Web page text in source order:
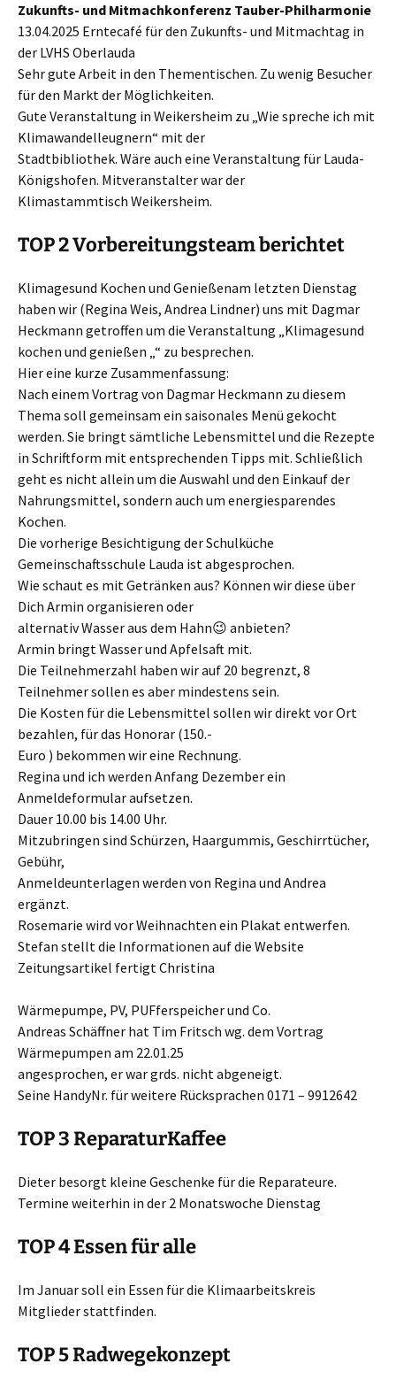
Zukunfts- und Mitmachkonferenz Tauber-Philharmonie
13.04.2025 Erntecafé für den Zukunfts- und Mitmachtag in
der LVHS Oberlauda
Sehr gute Arbeit in den Thementischen. Zu wenig Besucher
für den Markt der Möglichkeiten.
Gute Veranstaltung in Weikersheim zu „Wie spreche ich mit
Klimawandelleugnern“ mit der
Stadtbibliothek. Wäre auch eine Veranstaltung für Lauda-
Königshofen. Mitveranstalter war der
Klimastammtisch Weikersheim.
TOP 2 Vorbereitungsteam berichtet
Klimagesund Kochen und Genießenam letzten Dienstag
haben wir (Regina Weis, Andrea Lindner) uns mit Dagmar
Heckmann getroffen um die Veranstaltung „Klimagesund
kochen und genießen „“ zu besprechen.
Hier eine kurze Zusammenfassung:
Nach einem Vortrag von Dagmar Heckmann zu diesem
Thema soll gemeinsam ein saisonales Menü gekocht
werden. Sie bringt sämtliche Lebensmittel und die Rezepte
in Schriftform mit entsprechenden Tipps mit. Schließlich
geht es nicht allein um die Auswahl und den Einkauf der
Nahrungsmittel, sondern auch um energiesparendes
Kochen.
Die vorherige Besichtigung der Schulküche
Gemeinschaftsschule Lauda ist abgesprochen.
Wie schaut es mit Getränken aus? Können wir diese über
Dich Armin organisieren oder
alternativ Wasser aus dem Hahn😉 anbieten?
Armin bringt Wasser und Apfelsaft mit.
Die Teilnehmerzahl haben wir auf 20 begrenzt, 8
Teilnehmer sollen es aber mindestens sein.
Die Kosten für die Lebensmittel sollen wir direkt vor Ort
bezahlen, für das Honorar (150.-
Euro ) bekommen wir eine Rechnung.
Regina und ich werden Anfang Dezember ein
Anmeldeformular aufsetzen.
Dauer 10.00 bis 14.00 Uhr.
Mitzubringen sind Schürzen, Haargummis, Geschirrtücher,
Gebühr,
Anmeldeunterlagen werden von Regina und Andrea
ergänzt.
Rosemarie wird vor Weihnachten ein Plakat entwerfen.
Stefan stellt die Informationen auf die Website
Zeitungsartikel fertigt Christina
Wärmepumpe, PV, PUFferspeicher und Co.
Andreas Schäffner hat Tim Fritsch wg. dem Vortrag
Wärmepumpen am 22.01.25
angesprochen, er war grds. nicht abgeneigt.
Seine HandyNr. für weitere Rücksprachen 0171 – 9912642
TOP 3 ReparaturKaffee
Dieter besorgt kleine Geschenke für die Reparateure.
Termine weiterhin in der 2 Monatswoche Dienstag
TOP 4 Essen für alle
Im Januar soll ein Essen für die Klimaarbeitskreis
Mitglieder stattfinden.
TOP 5 Radwegekonzept